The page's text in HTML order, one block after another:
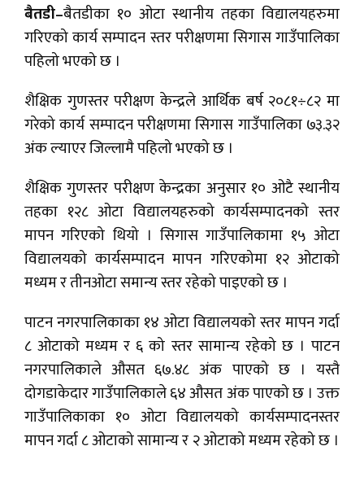
बैतडी–बैतडीका १० ओटा स्थानीय तहका विद्यालयहरुमा
गरिएको कार्य सम्पादन स्तर परीक्षणमा सिगास गाउँपालिका
पहिलो भएको छ ।
शैक्षिक गुणस्तर परीक्षण केन्द्रले आर्थिक बर्ष २०८१÷८२ मा
गरेको कार्य सम्पादन परीक्षणमा सिगास गाउँपालिका ७३.३२
अंक ल्याएर जिल्लामै पहिलो भएको छ ।
शैक्षिक गुणस्तर परीक्षण केन्द्रका अनुसार १० ओटै स्थानीय
तहका १२८ ओटा विद्यालयहरुको कार्यसम्पादनको स्तर
मापन गरिएको थियो । सिगास गाउँपालिकामा १५ ओटा
विद्यालयको कार्यसम्पादन मापन गरिएकोमा १२ ओटाको
मध्यम र तीनओटा समान्य स्तर रहेको पाइएको छ ।
पाटन नगरपालिकाका १४ ओटा विद्यालयको स्तर मापन गर्दा
८ ओटाको मध्यम र ६ को स्तर सामान्य रहेको छ । पाटन
नगरपालिकाले औसत ६७.४८ अंक पाएको छ । यस्तै
दोगडाकेदार गाउँपालिकाले ६४ औसत अंक पाएको छ । उक्त
गाउँपालिकाका १० ओटा विद्यालयको कार्यसम्पादनस्तर
मापन गर्दा ८ ओटाको सामान्य र २ ओटाको मध्यम रहेको छ ।